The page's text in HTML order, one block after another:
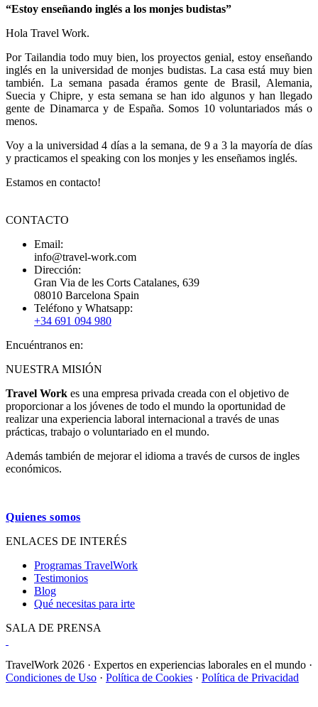
“Estoy enseñando inglés a los monjes budistas”
Hola Travel Work.
Por Tailandia todo muy bien, los proyectos genial, estoy enseñando
inglés en la universidad de monjes budistas. La casa está muy bien
también. La semana pasada éramos gente de Brasil, Alemania,
Suecia y Chipre, y esta semana se han ido algunos y han llegado
gente de Dinamarca y de España. Somos 10 voluntariados más o
menos.
Voy a la universidad 4 días a la semana, de 9 a 3 la mayoría de días
y practicamos el speaking con los monjes y les enseñamos inglés.
Estamos en contacto!
CONTACTO
Email:
info@travel-work.com
Dirección:
Gran Via de les Corts Catalanes, 639
08010 Barcelona Spain
Teléfono y Whatsapp:
+34 691 094 980
Encuéntranos en:
La
Facebook
se
abre
en
ventana
nueva
La
YouTube
se
abre
en
ventana
nueva
La
Linkedin
se
abre
en
ventana
nueva
La
Instagram
se
abre
en
ventana
nueva
La
Blogger
se
abre
en
ventana
nueva
NUESTRA MISIÓN
Travel Work es una empresa privada creada con el objetivo de
proporcionar a los jóvenes de todo el mundo la oportunidad de
realizar una experiencia laboral internacional a través de unas
prácticas, trabajo o voluntariado en el mundo.
Además también de mejorar el idioma a través de cursos de ingles
económicos.
Quienes somos
ENLACES DE INTERÉS
Programas TravelWork
Testimonios
Blog
Qué necesitas para irte
SALA DE PRENSA
TravelWork 2026 · Expertos en experiencias laborales en el mundo ·
Condiciones de Uso · Política de Cookies · Política de Privacidad